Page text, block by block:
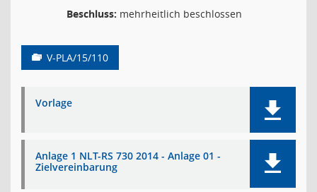
Beschluss: mehrheitlich beschlossen
V-PLA/15/110
Vorlage
Anlage 1 NLT-RS 730 2014 - Anlage 01 -
Zielvereinbarung